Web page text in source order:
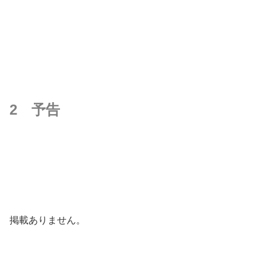
2 予告
掲載ありません。